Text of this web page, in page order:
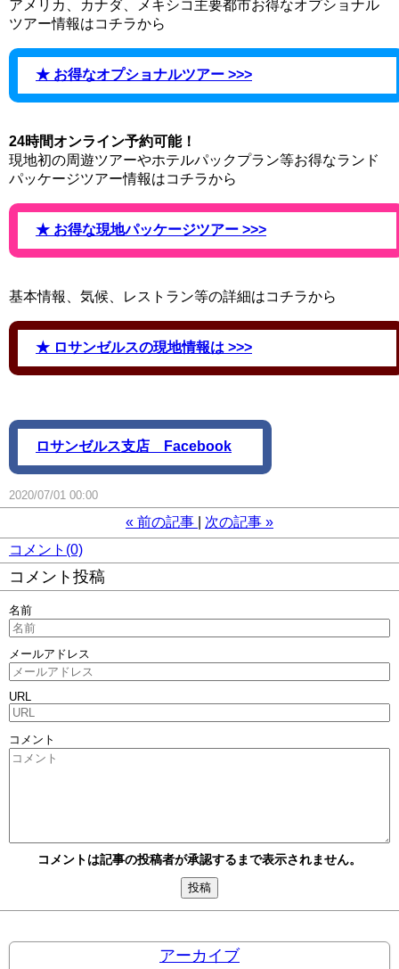
アメリカ、カナダ、メキシコ主要都市お得なオプショナル
ツアー情報はコチラから
★ お得なオプショナルツアー >>>
24時間オンライン予約可能！
現地初の周遊ツアーやホテルパックプラン等お得なランド
パッケージツアー情報はコチラから
★ お得な現地パッケージツアー >>>
基本情報、気候、レストラン等の詳細はコチラから
★ ロサンゼルスの現地情報は >>>
ロサンゼルス支店 Facebook
2020/07/01 00:00
« 前の記事 次の記事 »
コメント(0)
コメント投稿
名前
メールアドレス
URL
コメント
コメントは記事の投稿者が承認するまで表示されません。
アーカイブ